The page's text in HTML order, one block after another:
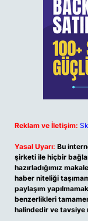
Reklam ve İletişim:
Yasal Uyarı: Bu
şirketi ile hiçbir
hazırladığımız
haber niteliği
paylaşım
benzerlikleri
halindedir ve tavsiye